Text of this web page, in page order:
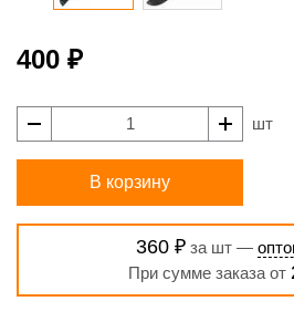
400 ₽
шт
В корзину
360 ₽ за шт —
При сумме заказа от